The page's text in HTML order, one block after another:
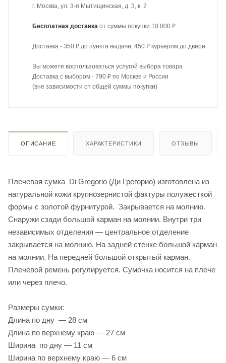
г. Москва, ул. 3-я Мытищинская, д. 3, к. 2
Бесплатная доставка от суммы покупки 10 000 ₽
Доставка - 350 ₽ до пункта выдачи, 450 ₽ курьером до двери
Вы можете воспользоваться услугой выбора товара
Доставка с выбором - 790 ₽ по Москве и России
(вне зависимости от общей суммы покупки)
ОПИСАНИЕ ХАРАКТЕРИСТИКИ ОТЗЫВЫ
Плечевая сумка Di Gregorio (Ди Грегорио) изготовлена из
натуральной кожи крупнозернистой фактуры полужесткой
формы с золотой фурнитурой. Закрывается на молнию.
Снаружи сзади большой карман на молнии. Внутри три
независимых отделения — центральное отделение
закрывается на молнию. На задней стенке большой карман
на молнии. На передней большой открытый карман.
Плечевой ремень регулируется. Сумочка носится на плече
или через плечо.
Размеры сумки:
Длина по дну — 28 см
Длина по верхнему краю — 27 см
Ширина по дну — 11 см
Ширина по верхнему краю — 6 см